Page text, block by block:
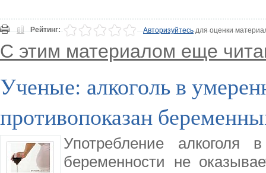
Рейтинг: Авторизуйтесьдля оценки
С этим материалом еще
Ученые: алкоголь в
противопоказан
Употребление алкоголя
беременности не